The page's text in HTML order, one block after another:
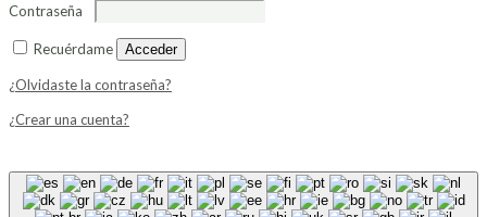
Contraseña
Recuérdame Acceder
¿Olvidaste la contraseña?
¿Crear una cuenta?